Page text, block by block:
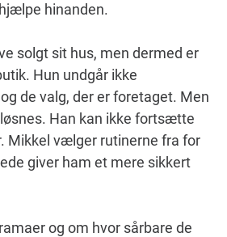
hinanden.
solgt sit hus, men dermed er
Hun undgår ikke
de valg, der er foretaget. Men
Han kan ikke fortsætte
Mikkel vælger rutinerne fra for
giver ham et mere sikkert
og om hvor sårbare de